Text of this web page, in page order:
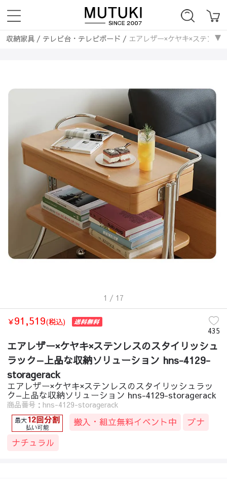
収納家具/ テレビ台・テレビボード / エアレザー×ケヤキ×ステン
収納家具/シューズラック・下駄箱/エアレザー×ケヤキ×ステン
収納棚・ボックス・ケース/
エアレザー×ケヤキ×ステ
食器棚・キッチンボード
エアレザー×ケヤキ×ステン
/ハンガーラック・ボールハンガー/ エアレザー×ケヤキ
収納家具
パイプ/ エアレザー×ケヤキ×ステンレスのスタイリッ
収納家具
/竹集成材/エアレザー×ケヤキ×ステンレスのスタイリ
収納家具/無垢材 /エアレザー×ケヤキ×ステンレスのスタイリッ
/ラタン編み
エアレザー×ケヤキ×ステンレスのスタイ
ナチュラル/エアレザー×ケヤキ×ステンレスのスタイ
収納家具
/ヴィンテージ/エアレザー×ケヤキ×ステンレスのスタ
収納家具/カントリー/エアレザー×ケヤキ×ステンレスのスタイ
/北欧/エアレザー×ケヤキ×ステンレスのスタイリッシ
収納家具/ モダン/エアレザー×ケヤキ×ステンレスのスタイリッ
収納家具/韓国風/エアレザー×ケヤキ×ステンレスのスタイリッ
1 / 17
￥91,519(税込)
435
エアレザー×ケヤキ×ステンレスのスタイリッシュ
ラック—上品な収納ソリューション hns-4129-
storagerack
エアレザー×ケヤキ×ステンレスのスタイリッシュラッ
ク—上品な収納ソリューション hns-4129-storagerack
商品番号：hns-4129-storagerack
搬入・組立無料イベント中
ブナ
ナチュラル